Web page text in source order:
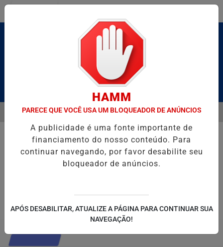
Pesquisar Notícia
HOMENAGEIA UZIEL BUENO NO TERRAÇO MINEIRO D'
EM ALTA
MENU
HAMM
PARECE QUE VOCÊ USA UM BLOQUEADOR DE ANÚNCIOS
A publicidade é uma fonte importante de
financiamento do nosso conteúdo. Para
continuar navegando, por favor desabilite seu
bloqueador de anúncios.
APÓS DESABILITAR, ATUALIZE A PÁGINA PARA CONTINUAR SUA
NAVEGAÇÃO!